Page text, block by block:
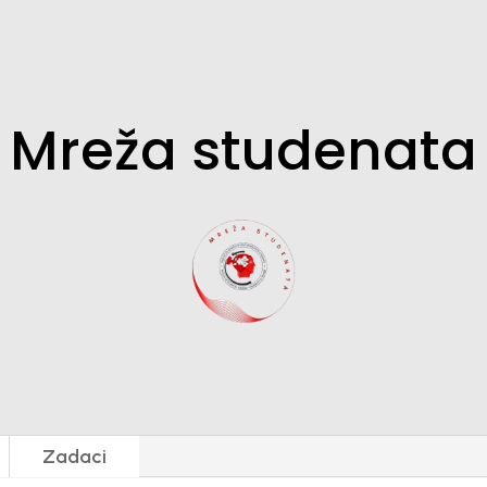
Mreža studenata
Zadaci